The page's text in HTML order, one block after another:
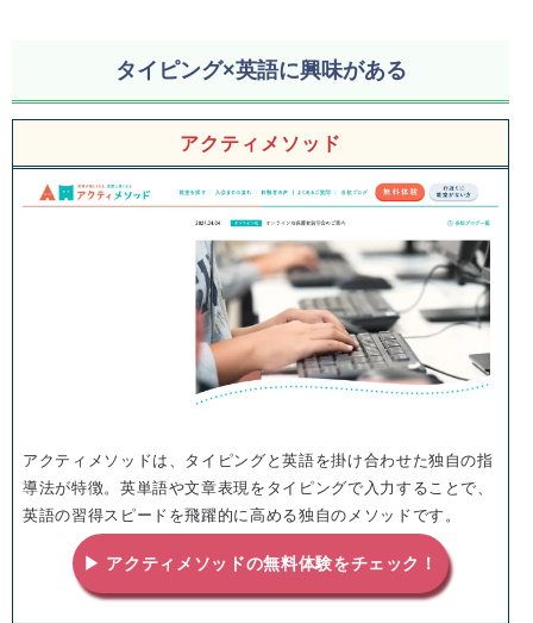
タイピング×英語に興味がある
アクティメソッド
アクティメソッドは、タイピングと英語を掛け合わせた独自の指
導法が特徴。英単語や文章表現をタイピングで入力することで、
英語の習得スピードを飛躍的に高める独自のメソッドです。
▶ アクティメソッドの無料体験をチェック！